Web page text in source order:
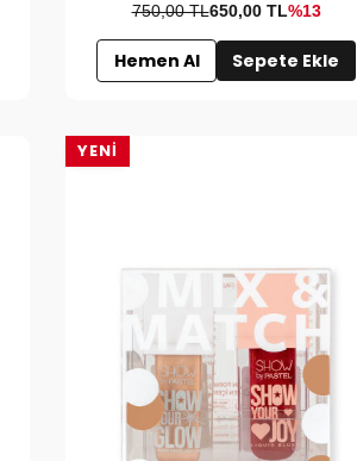
750,00 TL650,00TL%13
Hemen Al Sepete Ekle
YENI